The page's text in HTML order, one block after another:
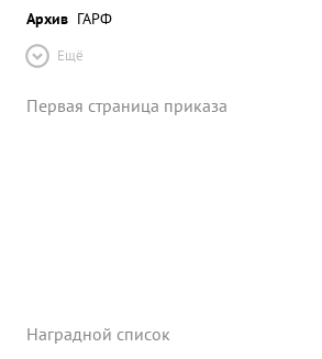
Архив ГАРФ
Ещё
Первая страница приказа
Наградной список